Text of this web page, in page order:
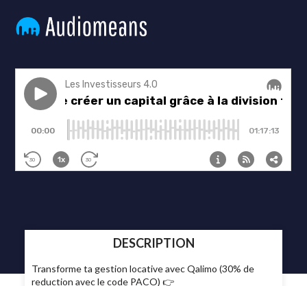
DESCRIPTION
Transforme ta gestion locative avec Qalimo (30% de
reduction avec le code PACO) 👉